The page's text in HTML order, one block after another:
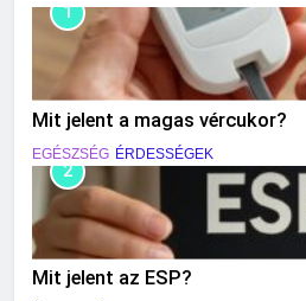
1
Mit jelent a magas vércukor?
EGÉSZSÉG ÉRDESSÉGEK
2
Mit jelent az ESP?